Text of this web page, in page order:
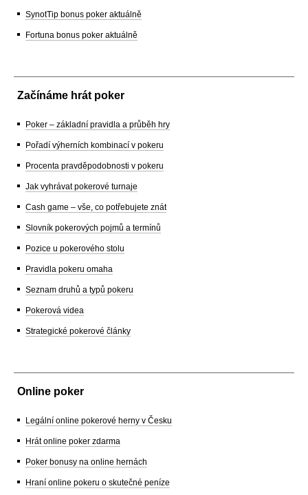
SynotTip bonus poker aktuálně
Fortuna bonus poker aktuálně
Začínáme hrát poker
Poker – základní pravidla a průběh hry
Pořadí výherních kombinací v pokeru
Procenta pravděpodobnosti v pokeru
Jak vyhrávat pokerové turnaje
Cash game – vše, co potřebujete znát
Slovník pokerových pojmů a termínů
Pozice u pokerového stolu
Pravidla pokeru omaha
Seznam druhů a typů pokeru
Pokerová videa
Strategické pokerové články
Online poker
Legální online pokerové herny v Česku
Hrát online poker zdarma
Poker bonusy na online hernách
Hraní online pokeru o skutečné peníze